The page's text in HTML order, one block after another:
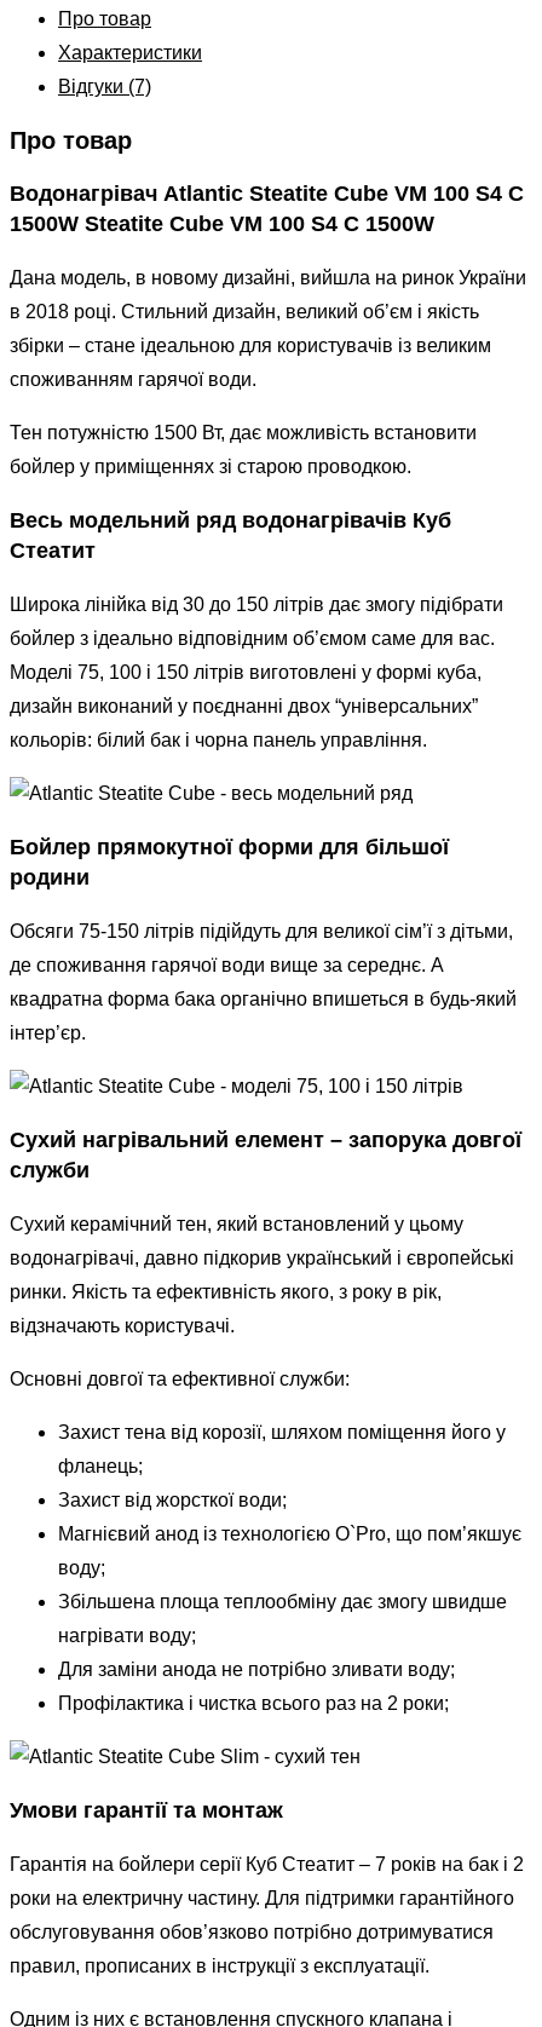
Про товар
Характеристики
Відгуки (7)
Про товар
Водонагрівач Atlantic Steatite Cube VM 100 S4 C
1500W Steatite Cube VM 100 S4 C 1500W
Дана модель, в новому дизайні, вийшла на ринок України
в 2018 році. Стильний дизайн, великий об’єм і якість
збірки – стане ідеальною для користувачів із великим
споживанням гарячої води.
Тен потужністю 1500 Вт, дає можливість встановити
бойлер у приміщеннях зі старою проводкою.
Весь модельний ряд водонагрівачів Куб
Стеатит
Широка лінійка від 30 до 150 літрів дає змогу підібрати
бойлер з ідеально відповідним об’ємом саме для вас.
Моделі 75, 100 і 150 літрів виготовлені у формі куба,
дизайн виконаний у поєднанні двох “універсальних”
кольорів: білий бак і чорна панель управління.
Бойлер прямокутної форми для більшої
родини
Обсяги 75-150 літрів підійдуть для великої сім’ї з дітьми,
де споживання гарячої води вище за середнє. А
квадратна форма бака органічно впишеться в будь-який
інтер’єр.
Сухий нагрівальний елемент – запорука довгої
служби
Сухий керамічний тен, який встановлений у цьому
водонагрівачі, давно підкорив український і європейські
ринки. Якість та ефективність якого, з року в рік,
відзначають користувачі.
Основні довгої та ефективної служби:
Захист тена від корозії, шляхом поміщення його у
фланець;
Захист від жорсткої води;
Магнієвий анод із технологією O`Pro, що пом’якшує
воду;
Збільшена площа теплообміну дає змогу швидше
нагрівати воду;
Для заміни анода не потрібно зливати воду;
Профілактика і чистка всього раз на 2 роки;
Умови гарантії та монтаж
Гарантія на бойлери серії Куб Стеатит – 7 років на бак і 2
роки на електричну частину. Для підтримки гарантійного
обслуговування обов’язково потрібно дотримуватися
правил, прописаних в інструкції з експлуатації.
Одним із них є встановлення спускного клапана і